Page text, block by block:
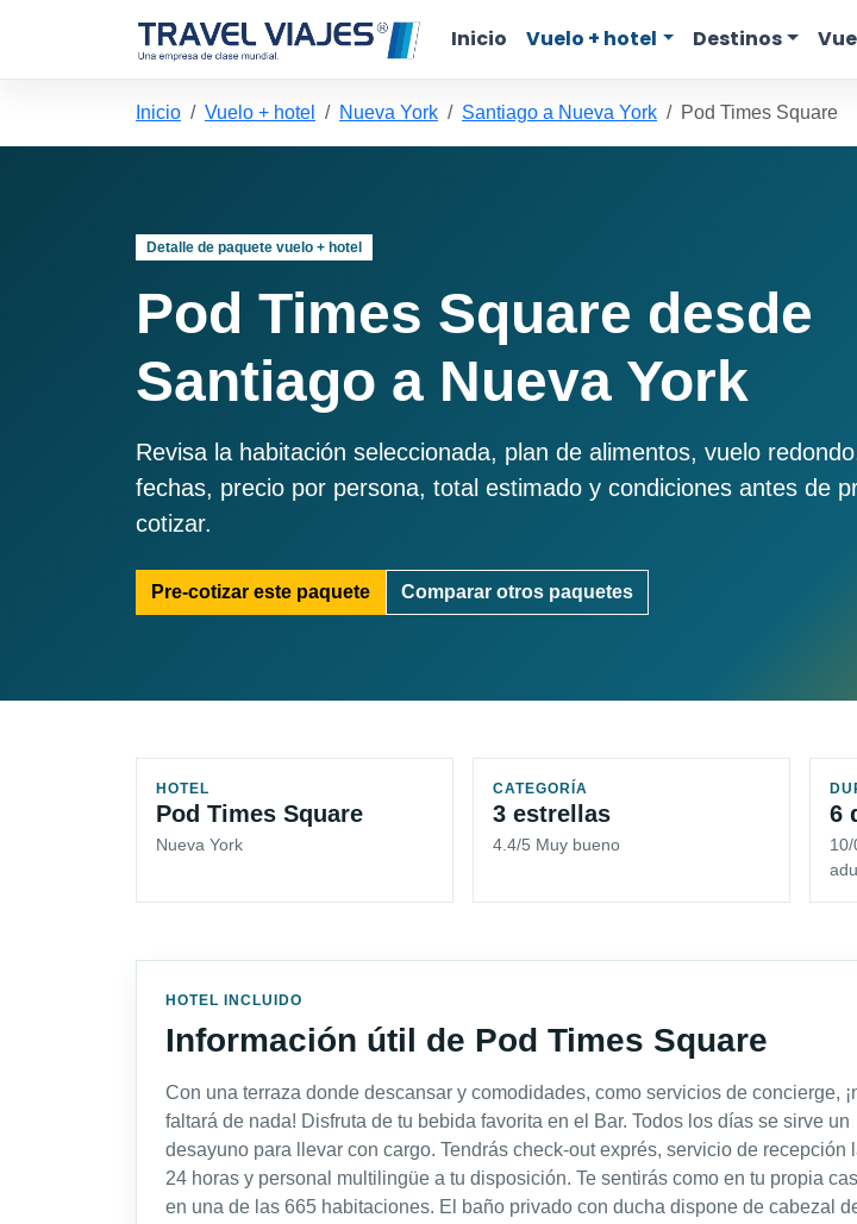
Inicio Vuelo + hotel Destinos
Inicio Vuelo + hotel Nueva York Santiago a Nueva York Pod Times Square
Detalle de paquete vuelo + hotel
Pod Times Square desde
Santiago a Nueva York
Revisa la habitación seleccionada, plan de alimentos, vuelo
fechas, precio por persona, total estimado y condiciones antes de
cotizar.
Pre-cotizar este paquete Comparar otros paquetes
HOTEL
Pod Times Square
Nueva York
CATEGORÍA
3 estrellas
4.4/5 Muy bueno
6
HOTEL INCLUIDO
Información útil de Pod Times Square
Con una terraza donde descansar y comodidades, como servicios de concierge,
faltará de nada! Disfruta de tu bebida favorita en el Bar. Todos los días se sirve un
desayuno para llevar con cargo. Tendrás check-out exprés, servicio de recepción
24 horas y personal multilingüe a tu disposición. Te sentirás como en tu propia
en una de las 665 habitaciones. El baño privado con ducha dispone de cabezal